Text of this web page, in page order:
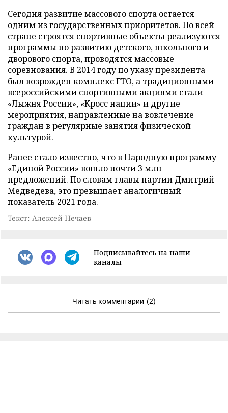
Сегодня развитие массового спорта остается
одним из государственных приоритетов. По всей
стране строятся спортивные объекты реализуются
программы по развитию детского, школьного и
дворового спорта, проводятся массовые
соревнования. В 2014 году по указу президента
был возрожден комплекс ГТО, а традиционными
всероссийскими спортивными акциями стали
«Лыжня России», «Кросс нации» и другие
мероприятия, направленные на вовлечение
граждан в регулярные занятия физической
культурой.
Ранее стало известно, что в Народную программу
«Единой России» вошлопочти 3 млн
предложений. По словам главы партии Дмитрий
Медведева, это превышает аналогичный
показатель 2021 года.
Текст: Алексей Нечаев
Подписывайтесь на наши
каналы
Читать комментарии (2)